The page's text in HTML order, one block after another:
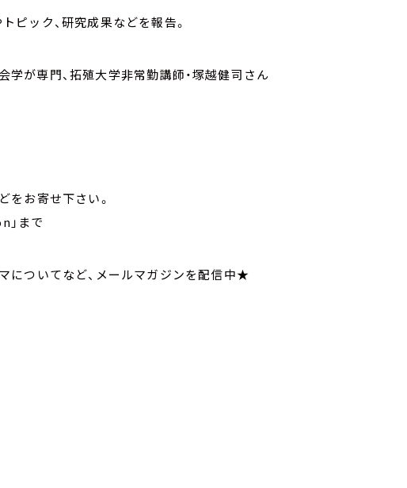
ピック、研究成果などを報告。
が専門、拓殖大学非常勤講師・塚越健司さん
す
どをお寄せ下さい。
」まで
ーマについてなど、メールマガジンを配信中★
放送！
ぞ。